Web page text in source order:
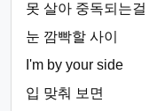
못 살아 중독되는걸
눈 깜빡할 사이
I'm by your side
입 맞춰 보면